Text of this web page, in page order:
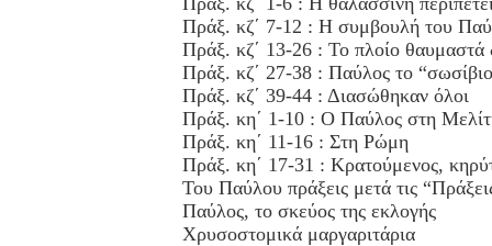
Πράξ. κζ΄ 7-12 : Η συμβουλή του
Πράξ. κζ΄ 13-26 : Το πλοίο θαυμαστά
Πράξ. κζ΄ 27-38 : Παύλος το
Πράξ. κζ΄ 39-44 : Διασώθηκαν όλοι
Πράξ. κη΄ 1-10 : Ο Παύλος στη
Πράξ. κη΄ 11-16 : Στη Ρώμη
Πράξ. κη΄ 17-31 : Κρατούμενος,
Του Παύλου πράξεις μετά τις
Παύλος, το σκεύος της εκλογής
Χρυσοστομικά μαργαριτάρια